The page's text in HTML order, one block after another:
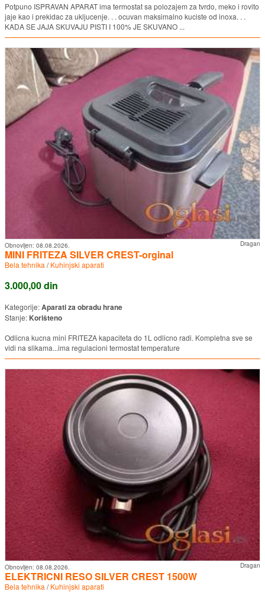
Potpuno ISPRAVAN APARAT ima termostat sa polozajem za tvrdo, meko i rovito
jaje kao i prekidac za ukljucenje. . . ocuvan maksimalno kuciste od inoxa. . .
KADA SE JAJA SKUVAJU PISTI I 100% JE SKUVANO ...
Dragan
Obnovljen: 08.08.2026.
MINI FRITEZA SILVER CREST-orginal
Bela tehnika /Kuhinjski aparati
3.000,00 din
Kategorije:Aparati za obradu hrane
Stanje: Korišteno
Odlicna kucna mini FRITEZA kapaciteta do 1L odlicno radi. Kompletna sve se
vidi na slikama...ima regulacioni termostat temperature
Dragan
Obnovljen: 08.08.2026.
ELEKTRICNI RESO SILVER CREST 1500W
Bela tehnika /Kuhinjski aparati